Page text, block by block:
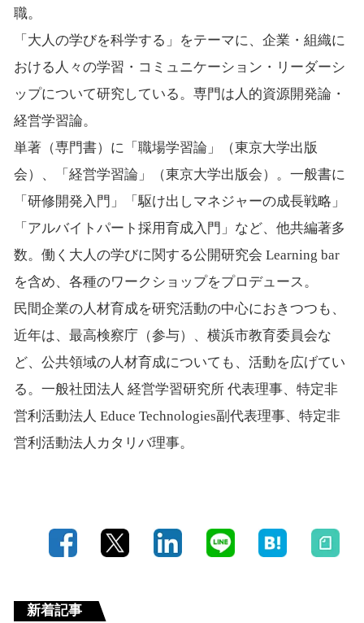
職。
「大人の学びを科学する」をテーマに、企業・組織に
おける人々の学習・コミュニケーション・リーダーシ
ップについて研究している。専門は人的資源開発論・
経営学習論。
単著（専門書）に「職場学習論」（東京大学出版
会）、「経営学習論」（東京大学出版会）。一般書に
「研修開発入門」「駆け出しマネジャーの成長戦略」
「アルバイトパート採用育成入門」など、他共編著多
数。働く大人の学びに関する公開研究会 Learning bar
を含め、各種のワークショップをプロデュース。
民間企業の人材育成を研究活動の中心におきつつも、
近年は、最高検察庁（参与）、横浜市教育委員会な
ど、公共領域の人材育成についても、活動を広げてい
る。一般社団法人 経営学習研究所 代表理事、特定非
営利活動法人 Educe Technologies副代表理事、特定非
営利活動法人カタリバ理事。
新着記事